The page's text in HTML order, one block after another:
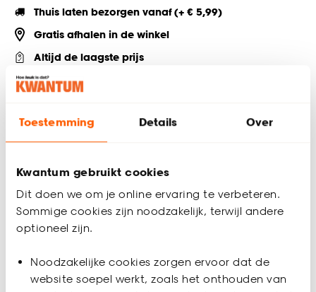
Toestemming Details Over
Kwantum gebruikt cookies
Dit doen we om je online ervaring te verbeteren.
Sommige cookies zijn noodzakelijk, terwijl andere
optioneel zijn.
Noodzakelijke cookies zorgen ervoor dat de
website soepel werkt, zoals het onthouden van
Thuis laten bezorgen vanaf (+ € 5,99)
Gratis afhalen in de winkel
Altijd de laagste prijs
Deel jouw product & volg ons op social
Productomschrijving
Gebruiksklare behanglijm Perfax voor het verlijmen van alle
soorten vliesbehang. Gebruik op normaal absorberende
ondergronden zoals steen, beton, stucwerk, gips en cement.
Artikelnummer 1198005